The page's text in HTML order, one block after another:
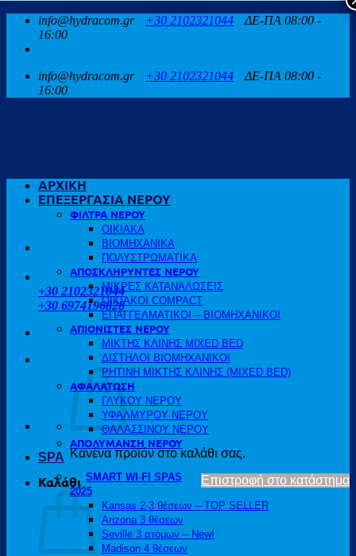
Μετάβαση
περιεχόμενο
info@hydracom.gr +30 2102321044
ΔΕ-ΠΑ 08:00 -
16:00
info@hydracom.gr +30 2102321044
ΔΕ-ΠΑ 08:00 -
16:00
ΚΑΛΕΣΤΕ ΜΑΣ
+30 2102321044
+30 6974196828
Κανένα προϊόν στο καλάθι σας.
Επιστροφή στο κατάστημα
Καλάθι
ΑΡΧΙΚΗ
ΕΠΕΞΕΡΓΑΣΙΑ ΝΕΡΟΥ
ΦΙΛΤΡΑ ΝΕΡΟΥ
ΟΙΚΙΑΚΑ
ΒΙΟΜΗΧΑΝΙΚΑ
ΠΟΛΥΣΤΡΩΜΑΤΙΚΑ
ΑΠΟΣΚΛΗΡΥΝΤΕΣ ΝΕΡΟΥ
ΜΙΚΡΕΣ ΚΑΤΑΝΑΛΩΣΕΙΣ
ΟΙΚΙΑΚΟΙ COMPACT
ΕΠΑΓΓΕΛΜΑΤΙΚΟΙ – ΒΙΟΜΗΧΑΝΙΚΟΙ
ΑΠΙΟΝΙΣΤΕΣ ΝΕΡΟΥ
ΜΙΚΤΗΣ ΚΛΙΝΗΣ MIXED BED
ΔΙΣΤΗΛΟΙ ΒΙΟΜΗΧΑΝΙΚΟΙ
ΡΗΤΙΝΗ ΜΙΚΤΗΣ ΚΛΙΝΗΣ (MIXED BED)
ΑΦΑΛΑΤΩΣΗ
ΓΛΥΚΟΥ ΝΕΡΟΥ
ΥΦΑΛΜΥΡΟΥ ΝΕΡΟΥ
ΘΑΛΑΣΣΙΝΟΥ ΝΕΡΟΥ
ΑΠΟΛΥΜΑΝΣΗ ΝΕΡΟΥ
SPA
SMART WI-FI SPAS
2025
Kansas 2-3 θέσεων – TOP SELLER
Arizona 3 θέσεων
Seville 3 ατόμων – New!
Madison 4 θέσεων